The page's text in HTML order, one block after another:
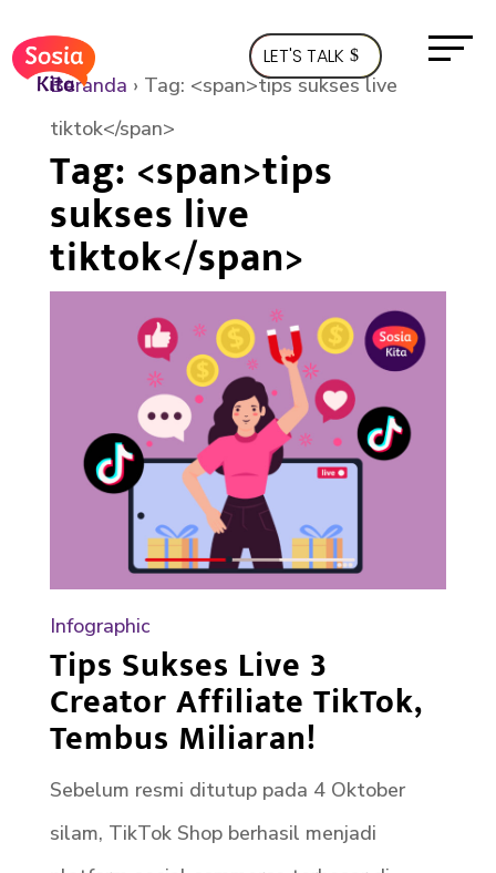
LET'S TALK
Beranda › Tag: <span>tips sukses live
tiktok</span>
Tag: <span>tips
sukses live
tiktok</span>
Infographic
Tips Sukses Live 3
Creator Affiliate TikTok,
Tembus Miliaran!
Sebelum resmi ditutup pada 4 Oktober
silam, TikTok Shop berhasil menjadi